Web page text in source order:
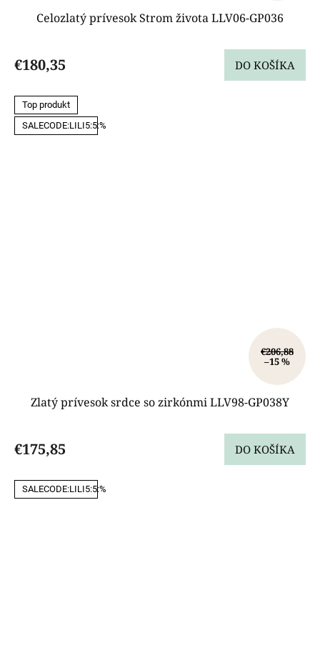
Celozlatý prívesok Strom života LLV06-GP036
€180,35 DO KOŠÍKA
Top produkt
SALECODE:LILI5:5:%
€206,88
–15 %
Zlatý prívesok srdce so zirkónmi LLV98-GP038Y
€175,85 DO KOŠÍKA
SALECODE:LILI5:5:%